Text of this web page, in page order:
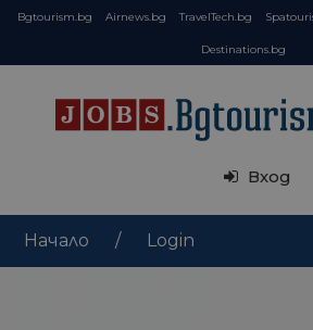
Bgtourism.bg Airnews.bg TravelTech.bg
Destinations.bg
Вход
Начало Login